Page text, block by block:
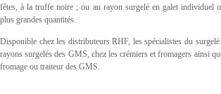
fêtes, à la truffe noire ; ou au rayon surgelé en galet individuel
plus grandes quantités.
Disponible chez les distributeurs RHF, les spécialistes du surgelé
rayons surgelés des GMS, chez les crémiers et fromagers ainsi
fromage ou traiteur des GMS.